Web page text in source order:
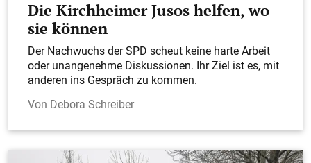
Die Kirchheimer Jusos helfen, wo
sie können
Der Nachwuchs der SPD scheut keine harte Arbeit
oder unangenehme Diskussionen. Ihr Ziel ist es, mit
anderen ins Gespräch zu kommen.
Debora Schreiber